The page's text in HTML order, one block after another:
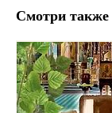
Смотри также